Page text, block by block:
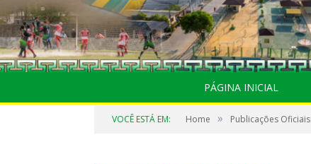
PÁGINA INICIAL
VOCÊ ESTÁ EM: Home » Publicações Oficiais